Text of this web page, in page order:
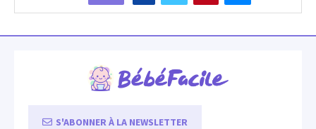
S'ABONNER À LA NEWSLETTER